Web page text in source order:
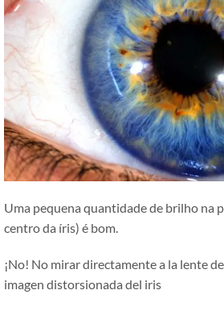
Uma pequena quantidade de brilho na
centro da íris) é bom.
¡No! No mirar directamente a la lente
imagen distorsionada del iris